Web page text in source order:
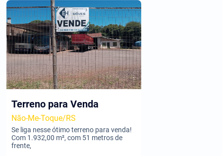
Terreno para Venda
Não-Me-Toque/RS
Se liga nesse ótimo terreno para venda!
Com 1.932,00 m², com 51 metros de
frente,